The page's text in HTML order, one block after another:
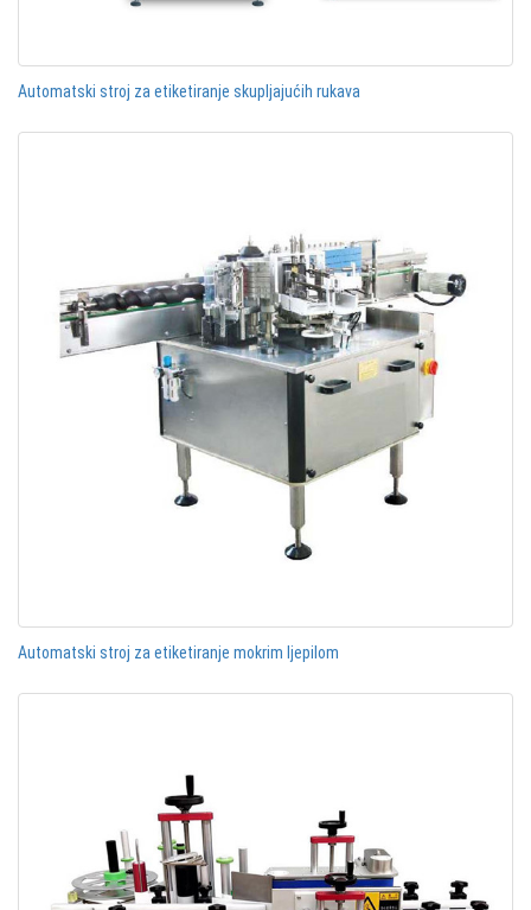
Automatski stroj za etiketiranje skupljajućih rukava
Automatski stroj za etiketiranje mokrim ljepilom